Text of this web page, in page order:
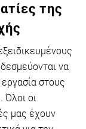
της
να
στους
οι
μας έχουν